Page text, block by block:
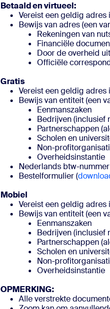
Betaald en virtueel:
Vereist een geldig adres
Bewijs van adres (een
Rekeningen van
Financiële
Door de overheid
Officiële
Gratis
Vereist een geldig adres
Bewijs van entiteit (een
Eenmanszaken
Bedrijven (inclusief
Partnerschappen
Scholen en
Non-
Overheidsinstantie
Nederlands btw-nummer
Bestelformulier (
Mobiel
Vereist een geldig adres
Bewijs van entiteit (een
Eenmanszaken
Bedrijven (inclusief
Partnerschappen
Scholen en
Non-
Overheidsinstantie
OPMERKING:
Alle verstrekte